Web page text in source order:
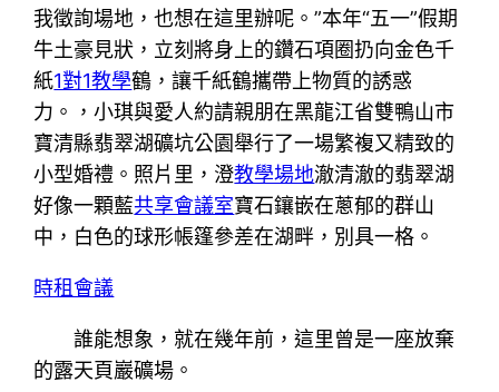
我徵詢場地，也想在這里辦呢。”本年“五一”假期
牛土豪見狀，立刻將身上的鑽石項圈扔向金色千
紙1對1教學鶴，讓千紙鶴攜帶上物質的誘惑
力。，小琪與愛人約請親朋在黑龍江省雙鴨山市
寶清縣翡翠湖礦坑公園舉行了一場繁複又精致的
小型婚禮。照片里，澄教學場地澈清澈的翡翠湖
好像一顆藍共享會議室寶石鑲嵌在蔥郁的群山
中，白色的球形帳篷參差在湖畔，別具一格。
時租會議
誰能想象，就在幾年前，這里曾是一座放棄
的露天頁巖礦場。